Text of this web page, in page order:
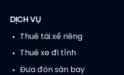
DỊCH VỤ
Thuê tài xế riêng
Thuê xe đi tỉnh
Đưa đón sân bay